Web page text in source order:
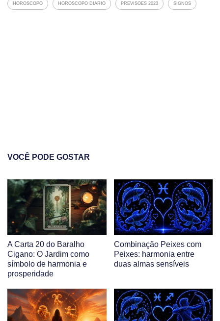
HOROSCOPO HOROSCOPO DIARIO PREVISOES 2023 SIGNOS
VOCÊ PODE GOSTAR
A Carta 20 do Baralho
Cigano: O Jardim como
símbolo de harmonia e
prosperidade
Combinação Peixes com
Peixes: harmonia entre
duas almas sensíveis